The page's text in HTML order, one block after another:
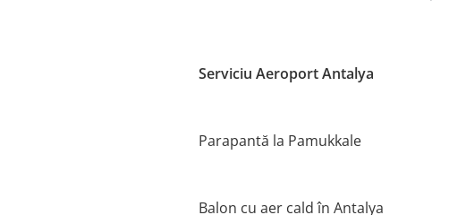
Serviciu Aeroport Antalya
Parapantă la Pamukkale
Balon cu aer cald în Antalya